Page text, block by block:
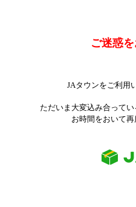
ご迷惑
JAタウンをご利用
ただいま大変込み合って
お時間をおいて